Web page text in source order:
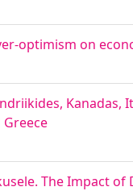
optimism on
The Impact